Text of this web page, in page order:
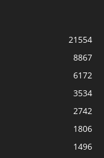
21554
8867
6172
3534
2742
1806
1496